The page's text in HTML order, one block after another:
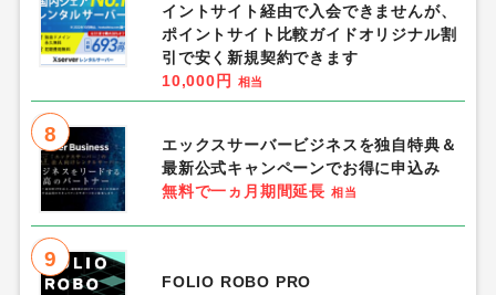
イントサイト経由で入会できませんが、
ポイントサイト比較ガイドオリジナル割
引で安く新規契約できます
10,000円
相当
8
エックスサーバービジネスを独自特典＆
最新公式キャンペーンでお得に申込み
無料で一ヵ月期間延長 相当
9
FOLIO ROBO PRO